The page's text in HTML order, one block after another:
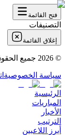
فتح القائمة
التصنيفات
إغلاق القائمة
©
2026 جميع
سياسة الخصوصية
الرئيسية
المباريات
الأخبار
الترتيب
أبرز اللاعبين